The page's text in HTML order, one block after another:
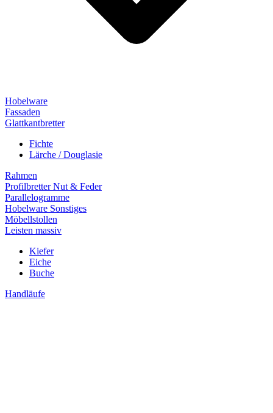
Hobelware
Fassaden
Glattkantbretter
Fichte
Lärche / Douglasie
Rahmen
Profilbretter Nut & Feder
Parallelogramme
Hobelware Sonstiges
Möbellstollen
Leisten massiv
Kiefer
Eiche
Buche
Handläufe